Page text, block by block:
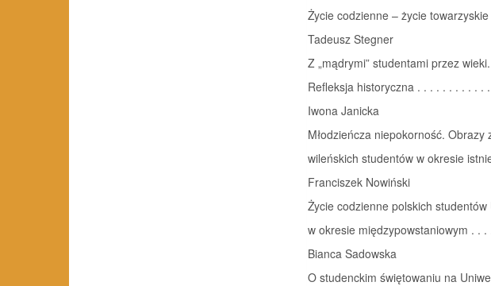
Życie codzienne – życie
Tadeusz Stegner
Z „mądrymi” studentami przez wieki.
Refleksja historyczna . . . . . . . . . . .
Iwona Janicka
Młodzieńcza niepokorność. Obrazy
wileńskich studentów w okresie
Franciszek Nowiński
Życie codzienne polskich
w okresie międzypowstaniowym . .
Bianca Sadowska
O studenckim świętowaniu na